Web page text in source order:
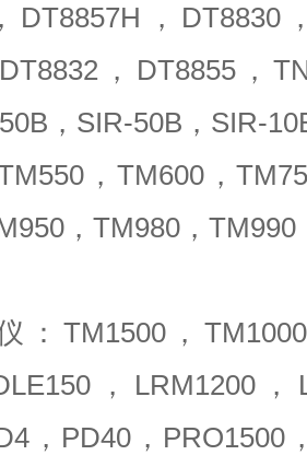
DT8857H，DT8830
，DT8855，
，SIR-50B，SIR-
，TM600，
，TM980，TM990
仪
：TM1500，
，LRM1200
，PD40，PRO1500